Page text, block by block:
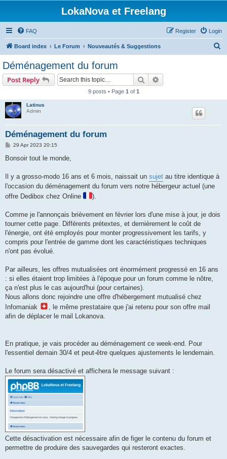
LokaNova et Freelang
FAQ Login
Register
Board index Le Forum Nouveautés & Suggestions
Déménagement du forum
Post Reply Search
9 posts • Page 1 of 1
Latinus
Admin
Déménagement du forum
P
s
29 Apr 2023 20:15
Bonsoir tout le monde,
Il y a grosso-modo 16 ans et 6 mois, naissait un sujet au titre identique à
l'occasion du déménagement du forum vers notre hébergeur actuel (une
offre Dedibox chez Online
).
Comme je l'annonçais brièvement en février lors d'une mise à jour, je dois
tourner cette page. Différents prétextes, et dernièrement le coût de
l'énergie, ont été employés pour monter progressivement les tarifs, y
compris pour l'entrée de gamme dont les caractéristiques techniques
n'ont pas évolué.
Par ailleurs, les offres mutualisées ont énormément progressé en 16 ans
: si elles étaient trop limitées à l'époque pour un forum comme le nôtre,
ça n'est plus le cas aujourd'hui (pour certaines).
Nous allons donc rejoindre une offre d'hébergement mutualisé chez
Infomaniak
, le même prestataire que j'ai retenu pour son offre mail
afin de déplacer le mail Lokanova.
En pratique, je vais procéder au déménagement ce week-end. Pour
l'essentiel demain 30/4 et peut-être quelques ajustements le lendemain.
Le forum sera désactivé et affichera le message suivant :
Cette désactivation est nécessaire afin de figer le contenu du forum et
permettre de produire des sauvegardes qui resteront exactes.